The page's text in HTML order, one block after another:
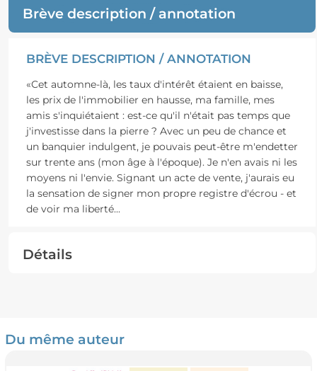
Brève description / annotation
BRÈVE DESCRIPTION / ANNOTATION
«Cet automne-là, les taux d'intérêt étaient en baisse,
les prix de l'immobilier en hausse, ma famille, mes
amis s'inquiétaient : est-ce qu'il n'était pas temps que
j'investisse dans la pierre ? Avec un peu de chance et
un banquier indulgent, je pouvais peut-être m'endetter
sur trente ans (mon âge à l'époque). Je n'en avais ni les
moyens ni l'envie. Signant un acte de vente, j'aurais eu
la sensation de signer mon propre registre d'écrou - et
de voir ma liberté...
Détails
Du même auteur